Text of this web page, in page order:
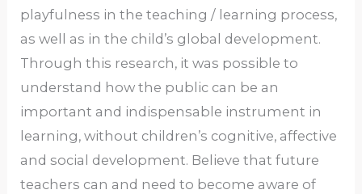
playfulness in the teaching / learning process,
as well as in the child’s global development.
Through this research, it was possible to
understand how the public can be an
important and indispensable instrument in
learning, without children’s cognitive, affective
and social development. Believe that future
teachers can and need to become aware of